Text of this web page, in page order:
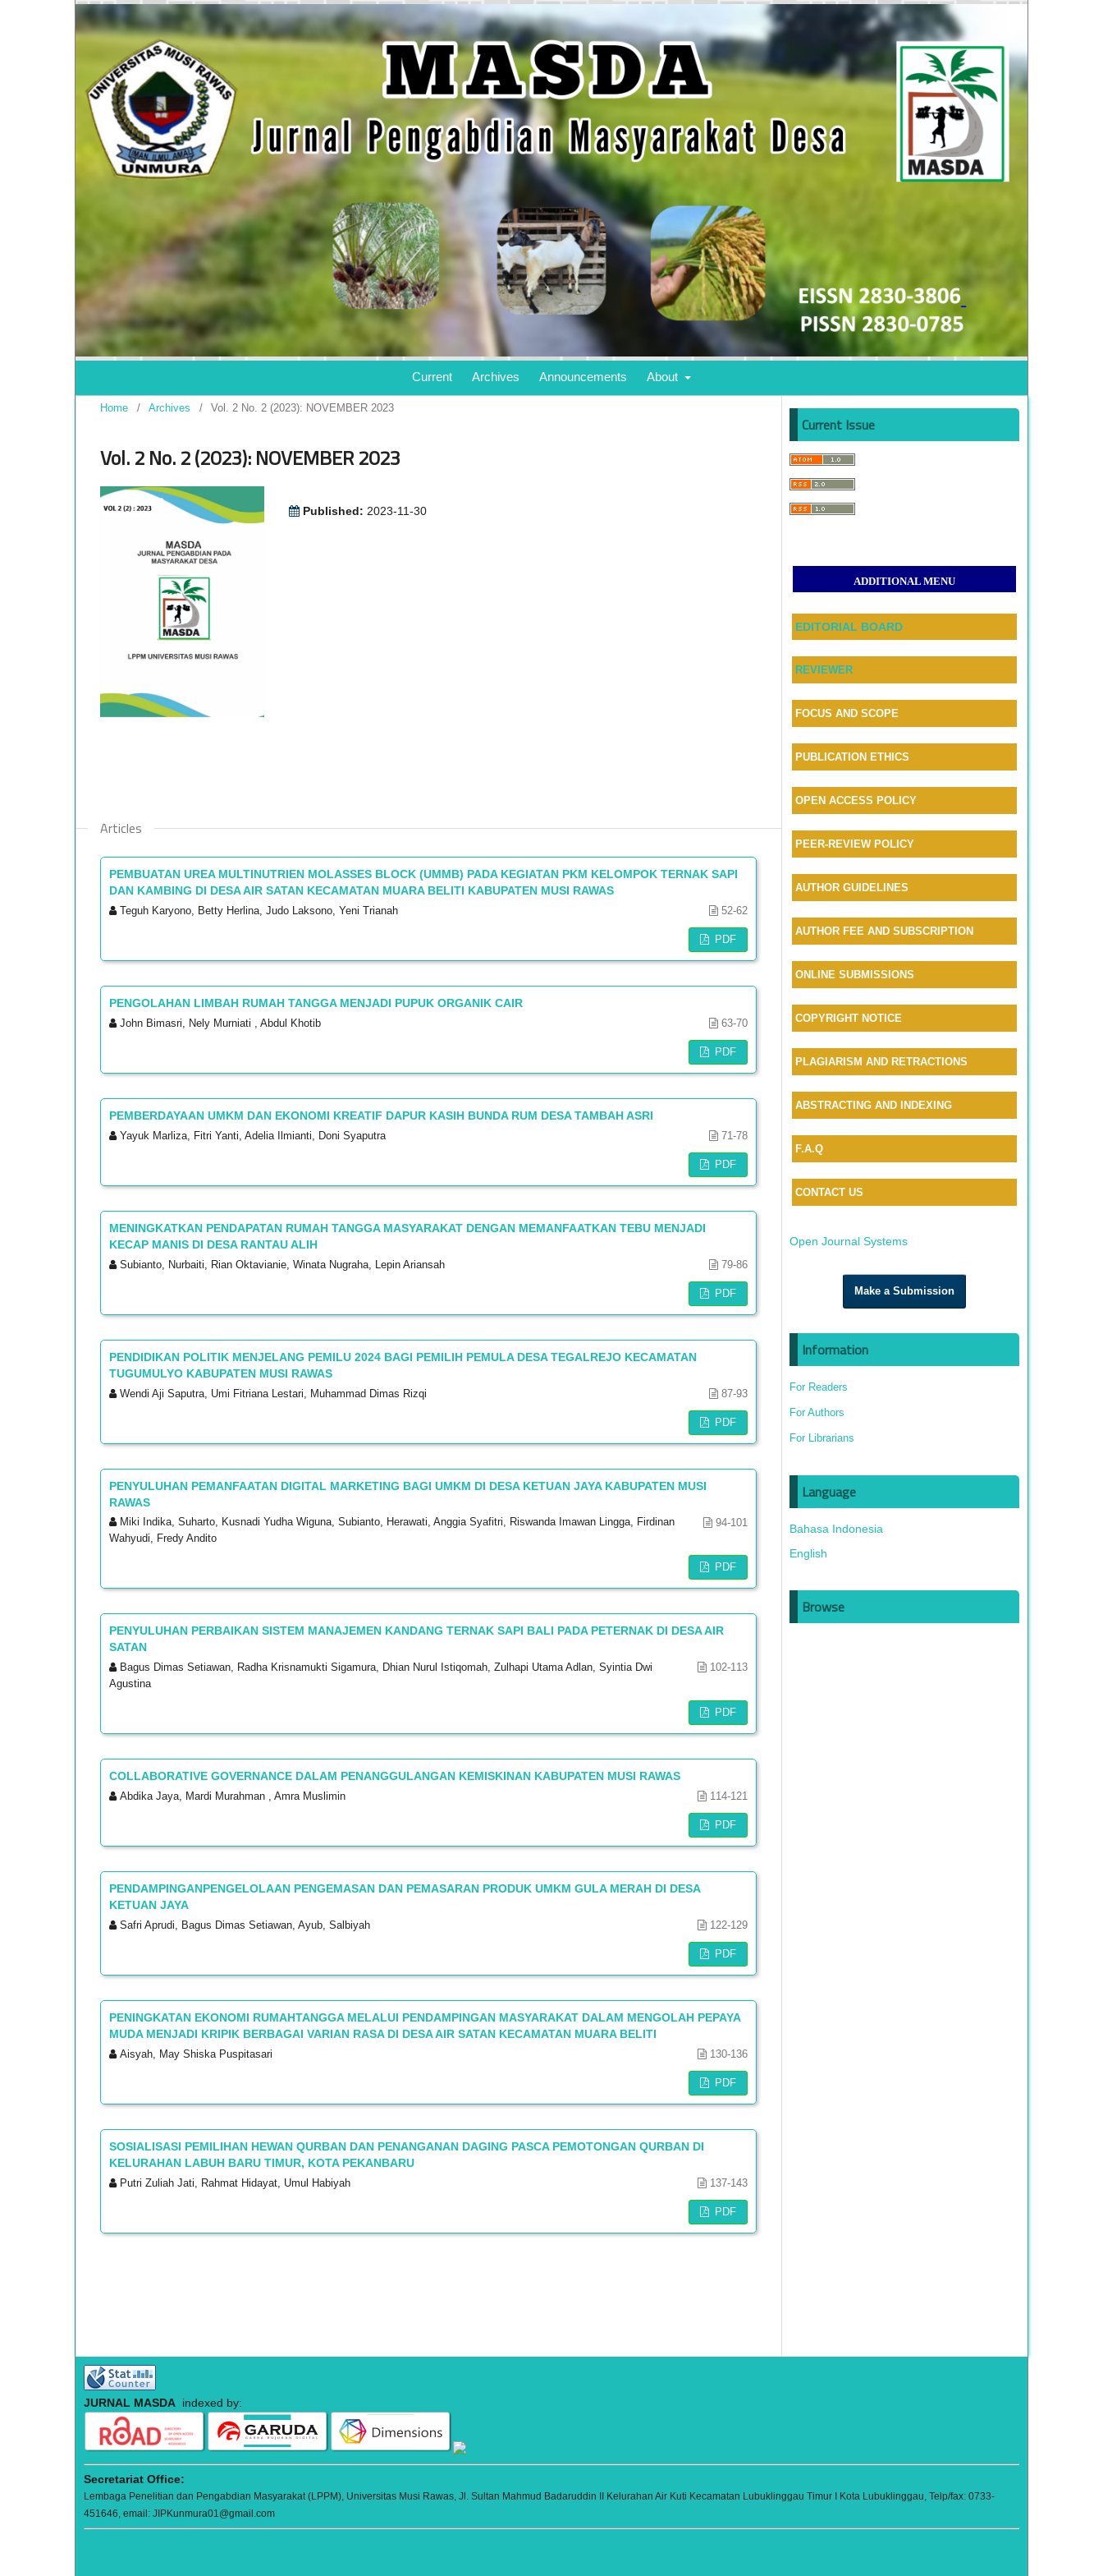
Current Archives Announcements About
Home / Archives / Vol. 2 No. 2 (2023): NOVEMBER 2023
Vol. 2 No. 2 (2023): NOVEMBER 2023
Published: 2023-11-30
Articles
PEMBUATAN UREA MULTINUTRIEN MOLASSES BLOCK (UMMB) PADA KEGIATAN PKM KELOMPOK TERNAK SAPI
DAN KAMBING DI DESA AIR SATAN KECAMATAN MUARA BELITI KABUPATEN MUSI RAWAS
Teguh Karyono, Betty Herlina, Judo Laksono, Yeni Trianah 52-62
PDF
PENGOLAHAN LIMBAH RUMAH TANGGA MENJADI PUPUK ORGANIK CAIR
John Bimasri, Nely Murniati , Abdul Khotib 63-70
PDF
PEMBERDAYAAN UMKM DAN EKONOMI KREATIF DAPUR KASIH BUNDA RUM DESA TAMBAH ASRI
Yayuk Marliza, Fitri Yanti, Adelia Ilmianti, Doni Syaputra 71-78
PDF
MENINGKATKAN PENDAPATAN RUMAH TANGGA MASYARAKAT DENGAN MEMANFAATKAN TEBU MENJADI
KECAP MANIS DI DESA RANTAU ALIH
Subianto, Nurbaiti, Rian Oktavianie, Winata Nugraha, Lepin Ariansah 79-86
PDF
PENDIDIKAN POLITIK MENJELANG PEMILU 2024 BAGI PEMILIH PEMULA DESA TEGALREJO KECAMATAN
TUGUMULYO KABUPATEN MUSI RAWAS
Wendi Aji Saputra, Umi Fitriana Lestari, Muhammad Dimas Rizqi 87-93
PDF
PENYULUHAN PEMANFAATAN DIGITAL MARKETING BAGI UMKM DI DESA KETUAN JAYA KABUPATEN MUSI
RAWAS
Miki Indika, Suharto, Kusnadi Yudha Wiguna, Subianto, Herawati, Anggia Syafitri, Riswanda Imawan Lingga, Firdinan
Wahyudi, Fredy Andito
94-101
PDF
PENYULUHAN PERBAIKAN SISTEM MANAJEMEN KANDANG TERNAK SAPI BALI PADA PETERNAK DI DESA AIR
SATAN
Bagus Dimas Setiawan, Radha Krisnamukti Sigamura, Dhian Nurul Istiqomah, Zulhapi Utama Adlan, Syintia Dwi
Agustina
102-113
PDF
COLLABORATIVE GOVERNANCE DALAM PENANGGULANGAN KEMISKINAN KABUPATEN MUSI RAWAS
Abdika Jaya, Mardi Murahman , Amra Muslimin 114-121
PDF
PENDAMPINGANPENGELOLAAN PENGEMASAN DAN PEMASARAN PRODUK UMKM GULA MERAH DI DESA
KETUAN JAYA
Safri Aprudi, Bagus Dimas Setiawan, Ayub, Salbiyah 122-129
PDF
PENINGKATAN EKONOMI RUMAHTANGGA MELALUI PENDAMPINGAN MASYARAKAT DALAM MENGOLAH PEPAYA
MUDA MENJADI KRIPIK BERBAGAI VARIAN RASA DI DESA AIR SATAN KECAMATAN MUARA BELITI
Aisyah, May Shiska Puspitasari 130-136
PDF
SOSIALISASI PEMILIHAN HEWAN QURBAN DAN PENANGANAN DAGING PASCA PEMOTONGAN QURBAN DI
KELURAHAN LABUH BARU TIMUR, KOTA PEKANBARU
Putri Zuliah Jati, Rahmat Hidayat, Umul Habiyah 137-143
PDF
Current Issue
ADDITIONAL MENU
EDITORIAL BOARD
REVIEWER
FOCUS AND SCOPE
PUBLICATION ETHICS
OPEN ACCESS POLICY
PEER-REVIEW POLICY
AUTHOR GUIDELINES
AUTHOR FEE AND SUBSCRIPTION
ONLINE SUBMISSIONS
COPYRIGHT NOTICE
PLAGIARISM AND RETRACTIONS
ABSTRACTING AND INDEXING
F.A.Q
CONTACT US
Open Journal Systems
Make a Submission
Information
For Readers
For Authors
For Librarians
Language
Bahasa Indonesia
English
Browse
JURNAL MASDA indexed by:
Secretariat Office:
Lembaga Penelitian dan Pengabdian Masyarakat (LPPM), Universitas Musi Rawas, Jl. Sultan Mahmud Badaruddin II Kelurahan Air Kuti Kecamatan Lubuklinggau Timur I Kota Lubuklinggau, Telp/fax: 0733-
451646, email: JIPKunmura01@gmail.com